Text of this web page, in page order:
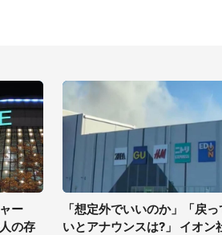
ー
の存
「想定外でいいのか」「戻
いとアナウンスは?」 イオン